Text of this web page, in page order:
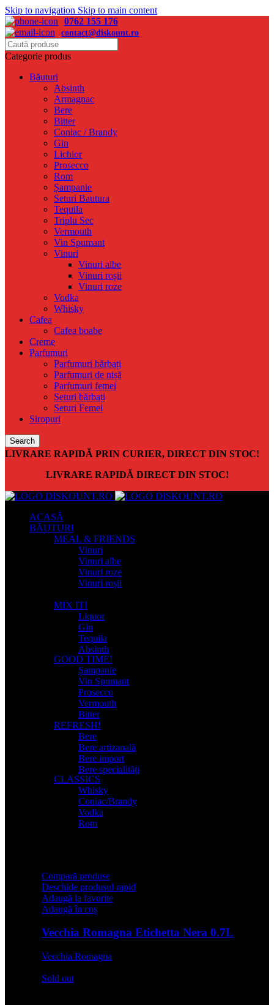
Skip to navigation Skip to main content
0762 155 176
contact@diskount.ro
Categorie produs
Băuturi
Absinth
Armagnac
Bere
Bitter
Coniac / Brandy
Gin
Lichior
Prosecco
Rom
Șampanie
Seturi Bautura
Tequila
Triplu Sec
Vermouth
Vin Spumant
Vinuri
Vinuri albe
Vinuri roșii
Vinuri roze
Vodka
Whisky
Cafea
Cafea boabe
Creme
Parfumuri
Parfumuri bărbați
Parfumuri de nișă
Parfumuri femei
Seturi bărbați
Seturi Femei
Siropuri
Search
LIVRARE RAPIDĂ PRIN CURIER, DIRECT DIN STOC!
LIVRARE RAPIDĂ DIRECT DIN STOC!
ACASĂ
BĂUTURI
MEAL & FRIENDS
Vinuri
Vinuri albe
Vinuri roze
Vinuri roșii
MIX IT!
Liquor
Gin
Tequila
Absinth
GOOD TIME!
Șampanie
Vin Spumant
Prosecco
Vermouth
Bitter
REFRESH!
Bere
Bere artizanală
Bere import
Bere specialități
CLASSICS
Whisky
Coniac/Brandy
Vodka
Rom
Compară produse
Deschide produsul rapid
Adaugă la favorite
Adaugă în coș
Vecchia Romagna Etichetta Nera 0.7L
Vecchia Romagna
Sold out